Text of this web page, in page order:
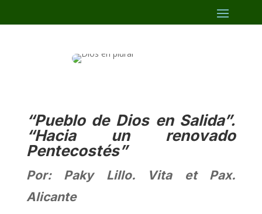
“Pueblo de Dios en Salida”.
“Hacia un renovado
Pentecostés”
Por: Paky Lillo. Vita et Pax.
Alicante